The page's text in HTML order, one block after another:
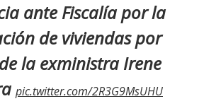
ante Fiscalía por la
de viviendas por
la exministra Irene
pic.twitter.com/2R3G9MsUHU